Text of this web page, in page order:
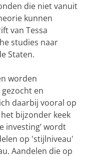
die niet vanuit
kunnen
van Tessa
studies naar
Staten.
worden
en
daarbij vooral op
bijzonder keek
investing’ wordt
op 'stijlniveau'
Aandelen die op